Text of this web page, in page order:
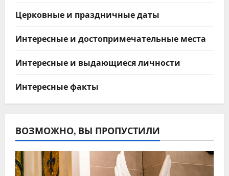
Церковные и праздничные даты
Интересные и достопримечательные места
Интересные и выдающиеся личности
Интересные факты
ВОЗМОЖНО, ВЫ ПРОПУСТИЛИ